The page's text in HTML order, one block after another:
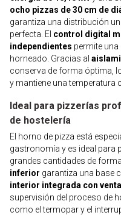
ocho pizzas de 30 cm de
garantiza una distribución
perfecta. El control digital
independientes permite
horneado. Gracias al
conserva de forma óptima,
y mantiene una temperatura
Ideal para pizzerías
de hostelería
El horno de pizza está
gastronomía y es ideal para
grandes cantidades de
inferior garantiza una base
interior integrada con
supervisión del proceso de
como el termopar y el